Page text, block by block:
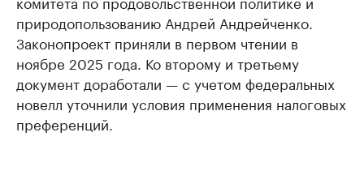
природопользованию Андрей Андрейченко.
Законопроект приняли в первом чтении в
ноябре 2025 года. Ко второму и третьему
документ доработали — с учетом федеральных
новелл уточнили условия применения налоговых
преференций.